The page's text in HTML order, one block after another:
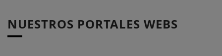
NUESTROS PORTALES WEBS